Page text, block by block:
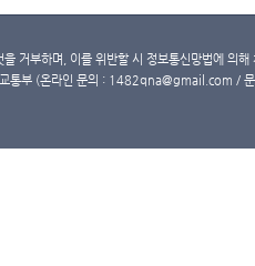
거부하며, 이를 위반할 시 정보통신망법에 의
통부 (온라인 문의 : 1482qna@gmail.com /